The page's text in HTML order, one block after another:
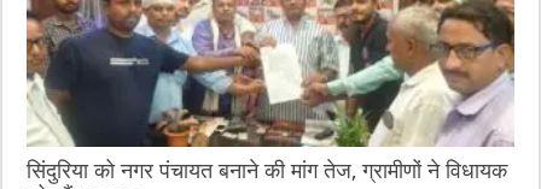
सिंदुरिया को नगर पंचायत बनाने की मांग तेज, ग्रामीणों ने विधायक